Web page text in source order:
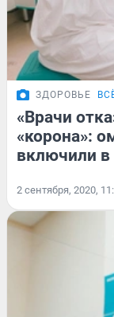
ЗДОРОВЬЕ
«Врачи
«корона»:
включили в
2 сентября, 2020,